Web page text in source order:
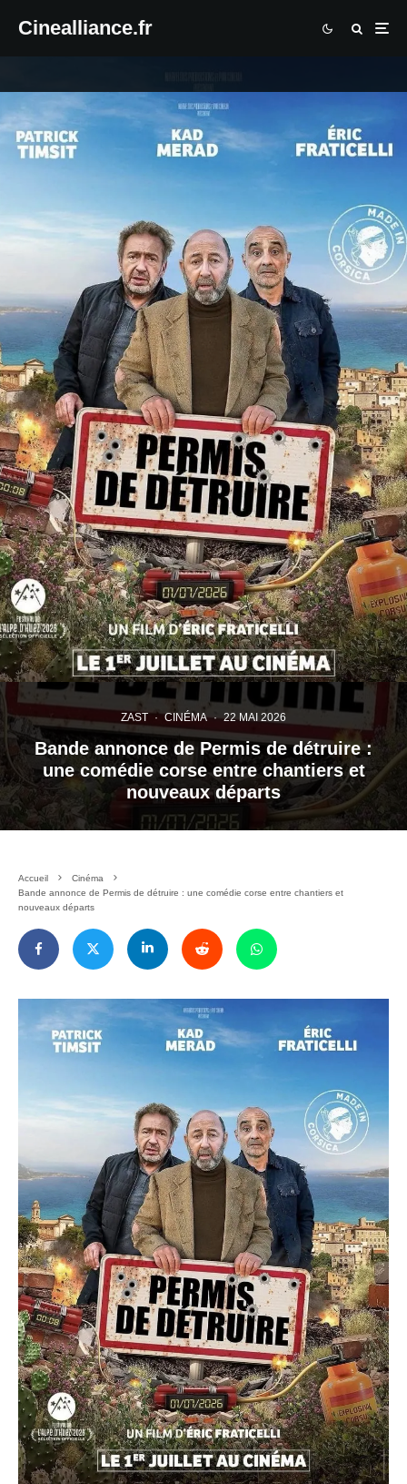
Cinealliance.fr
ZAST · CINÉMA · 22 MAI 2026
Bande annonce de Permis de détruire :
une comédie corse entre chantiers et
nouveaux départs
Accueil
Cinéma
Bande annonce de Permis de détruire : une comédie corse entre chantiers et
nouveaux départs